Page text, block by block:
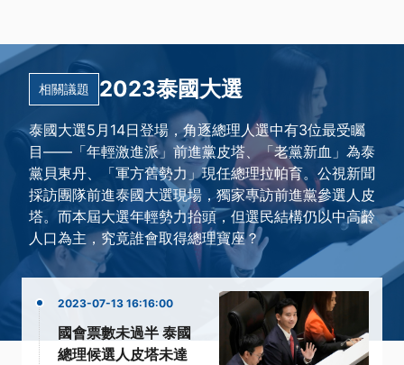
相關議題 2023泰國大選
泰國大選5月14日登場，角逐總理人選中有3位最受矚
目——「年輕激進派」前進黨皮塔、「老黨新血」為泰
黨貝東丹、「軍方舊勢力」現任總理拉帕育。公視新聞
採訪團隊前進泰國大選現場，獨家專訪前進黨參選人皮
塔。而本屆大選年輕勢力抬頭，但選民結構仍以中高齡
人口為主，究竟誰會取得總理寶座？
2023-07-13 16:16:00
國會票數未過半 泰國
總理候選人皮塔未達